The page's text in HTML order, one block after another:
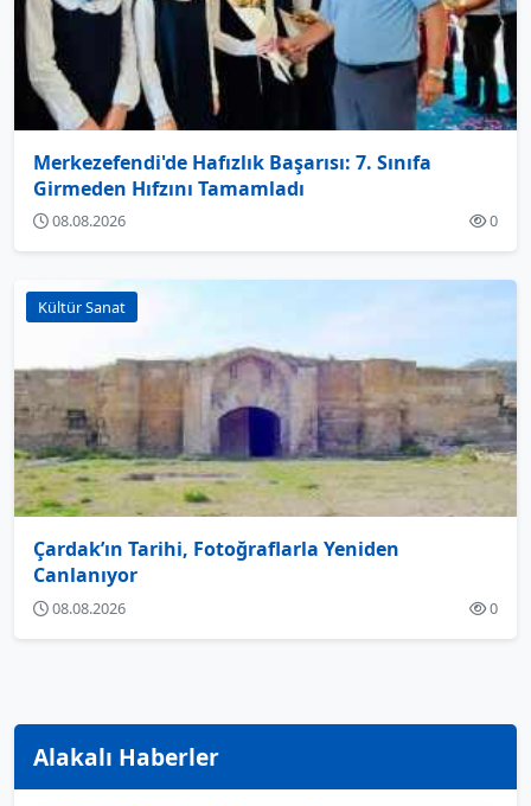
Merkezefendi'de Hafızlık Başarısı: 7. Sınıfa
Girmeden Hıfzını Tamamladı
08.08.2026 0
Kültür Sanat
Çardak’ın Tarihi, Fotoğraflarla Yeniden
Canlanıyor
08.08.2026 0
Alakalı Haberler